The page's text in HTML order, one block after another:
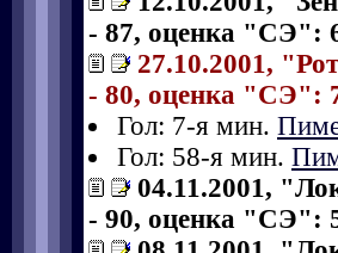
- 87, оценка "СЭ":
27.10.2001,
- 80, оценка "СЭ":
Гол: 7-я мин.
Гол: 58-я мин.
04.11.2001,
- 90, оценка "СЭ":